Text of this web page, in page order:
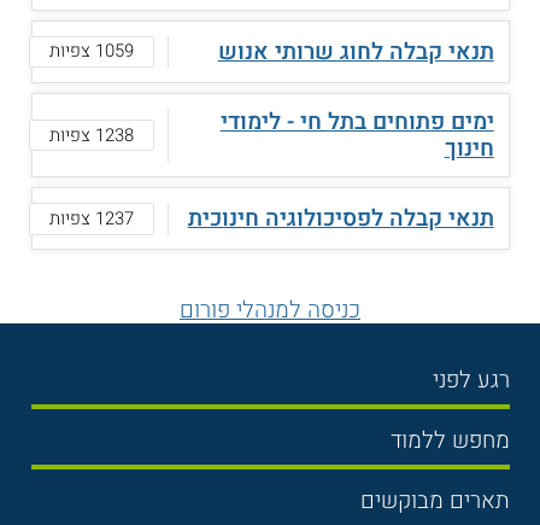
תנאי קבלה לחוג שרותי אנוש 1059 צפיות
ימים פתוחים בתל חי - לימודי
חינוך 1238 צפיות
תנאי קבלה לפסיכולוגיה חינוכית 1237 צפיות
כניסה למנהלי פורום
רגע לפני
בחירת לימודים
תנאי קבלה
שכר לימוד
מחפש ללמוד
תואר ראשון
תארים מבוקשים